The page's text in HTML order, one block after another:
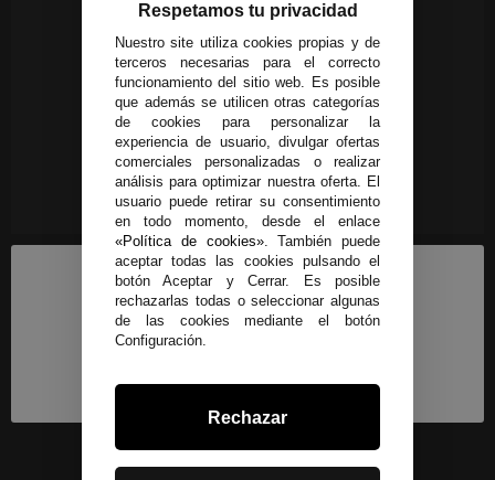
Respetamos tu privacidad
Nuestro site utiliza cookies propias y de
terceros necesarias para el correcto
funcionamiento del sitio web. Es posible
que además se utilicen otras categorías
de cookies para personalizar la
experiencia de usuario, divulgar ofertas
comerciales personalizadas o realizar
análisis para optimizar nuestra oferta. El
usuario puede retirar su consentimiento
en todo momento, desde el enlace
«Política de cookies». También puede
aceptar todas las cookies pulsando el
botón Aceptar y Cerrar. Es posible
rechazarlas todas o seleccionar algunas
de las cookies mediante el botón
Configuración.
Rechazar